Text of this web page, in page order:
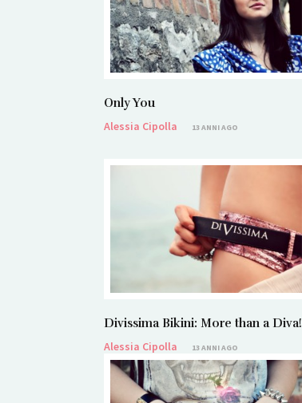
Only You
Alessia Cipolla
13 ANNI AGO
Divissima Bikini: More than a Diva!
Alessia Cipolla
13 ANNI AGO